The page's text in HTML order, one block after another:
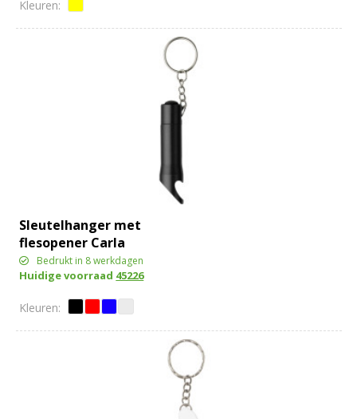
Sleutelhanger met
flesopener Carla
Bedrukt in 8 werkdagen
Huidige voorraad 45226